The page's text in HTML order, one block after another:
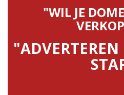
"WIL JE
"ADVERTEREN